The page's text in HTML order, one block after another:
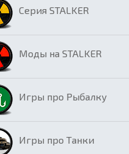
Серия STALKER
Моды на STALKER
Игры про Рыбалку
Игры про Танки